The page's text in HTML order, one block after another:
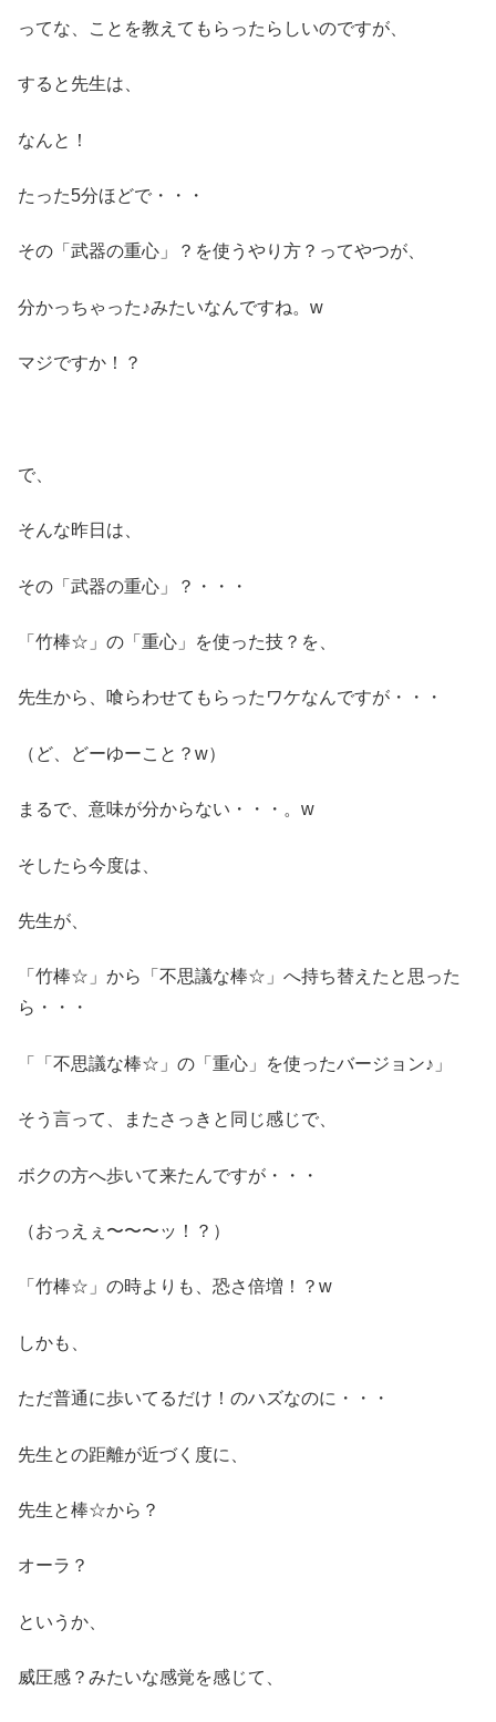
ってな、ことを教えてもらったらしいのですが、
すると先生は、
なんと！
たった5分ほどで・・・
その「武器の重心」？を使うやり方？ってやつが、
分かっちゃった♪みたいなんですね。w
マジですか！？
で、
そんな昨日は、
その「武器の重心」？・・・
「竹棒☆」の「重心」を使った技？を、
先生から、喰らわせてもらったワケなんですが・・・
（ど、どーゆーこと？w）
まるで、意味が分からない・・・。w
そしたら今度は、
先生が、
「竹棒☆」から「不思議な棒☆」へ持ち替えたと思った
ら・・・
「「不思議な棒☆」の「重心」を使ったバージョン♪」
そう言って、またさっきと同じ感じで、
ボクの方へ歩いて来たんですが・・・
（おっえぇ〜〜〜ッ！？）
「竹棒☆」の時よりも、恐さ倍増！？w
しかも、
ただ普通に歩いてるだけ！のハズなのに・・・
先生との距離が近づく度に、
先生と棒☆から？
オーラ？
というか、
威圧感？みたいな感覚を感じて、